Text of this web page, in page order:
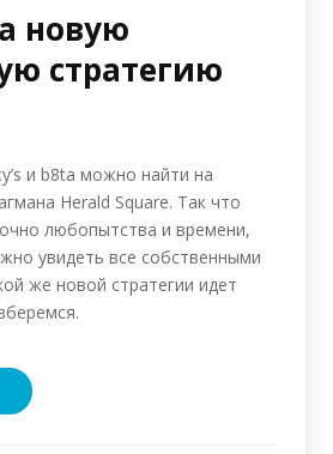
новую
стратегию
и b8ta можно найти на
Herald Square. Так что
любопытства и времени,
увидеть все собственными
же новой стратегии идет